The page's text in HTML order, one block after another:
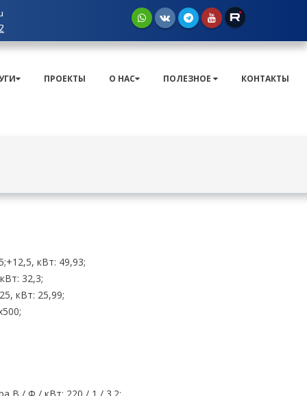
ПРОЕКТЫ О НАС ПОЛЕЗНОЕ КОНТАКТЫ
кВт: 49,93;
32,3;
кВт: 25,99;